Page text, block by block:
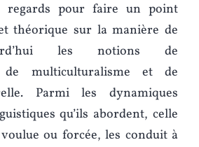
regards pour faire un point
théorique sur la manière de
les notions de
de multiculturalisme et de
Parmi les dynamiques
qu’ils abordent, celle
ou forcée, les conduit à